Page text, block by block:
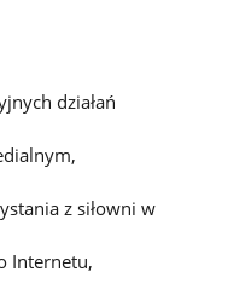
działań
z siłowni w
Internetu,